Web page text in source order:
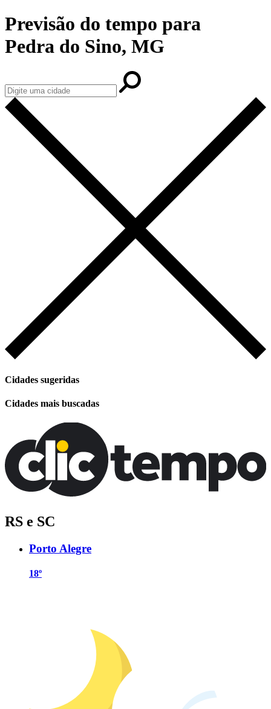
Previsão do tempo para
Pedra do Sino, MG
Cidades sugeridas
Cidades mais buscadas
RS e SC
Porto Alegre
18º